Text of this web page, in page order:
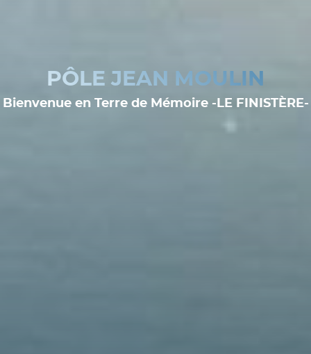
PÔLE JEAN MOULIN
Bienvenue en Terre de Mémoire -LE FINISTÈRE-